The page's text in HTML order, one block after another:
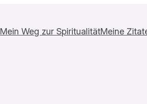
Mein Weg zur SpiritualitätMeine